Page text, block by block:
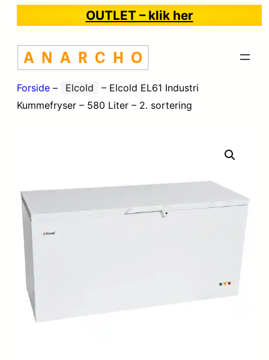
OUTLET – klik her
Forside – Elcold – Elcold EL61 Industri
Kummefryser – 580 Liter – 2. sortering